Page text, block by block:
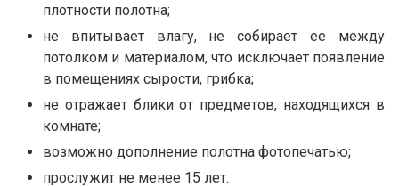
плотности полотна;
не впитывает влагу, не собирает ее между
потолком и материалом, что исключает появление
в помещениях сырости, грибка;
не отражает блики от предметов, находящихся в
комнате;
возможно дополнение полотна фотопечатью;
прослужит не менее 15 лет.